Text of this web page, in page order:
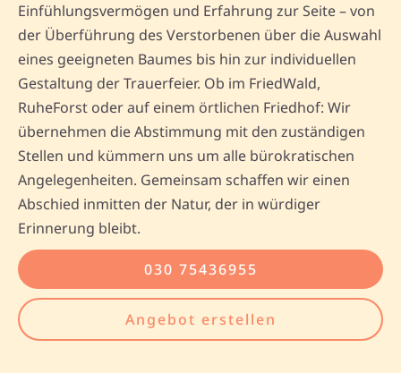
Einfühlungsvermögen und Erfahrung zur Seite – von
der Überführung des Verstorbenen über die Auswahl
eines geeigneten Baumes bis hin zur individuellen
Gestaltung der Trauerfeier. Ob im FriedWald,
RuheForst oder auf einem örtlichen Friedhof: Wir
übernehmen die Abstimmung mit den zuständigen
Stellen und kümmern uns um alle bürokratischen
Angelegenheiten. Gemeinsam schaffen wir einen
Abschied inmitten der Natur, der in würdiger
Erinnerung bleibt.
030 75436955
Angebot erstellen